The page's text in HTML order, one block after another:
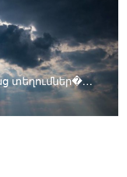
տեղումներ�…